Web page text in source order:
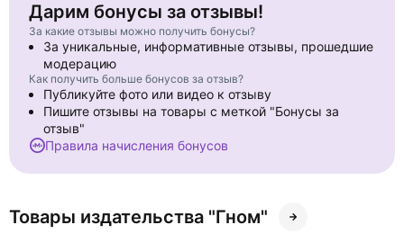
Дарим бонусы за отзывы!
За какие отзывы можно получить бонусы?
За уникальные, информативные отзывы, прошедшие
модерацию
Как получить больше бонусов за отзыв?
Публикуйте фото или видео к отзыву
Пишите отзывы на товары с меткой "Бонусы за
отзыв"
Правила начисления бонусов
Товары издательства "Гном"